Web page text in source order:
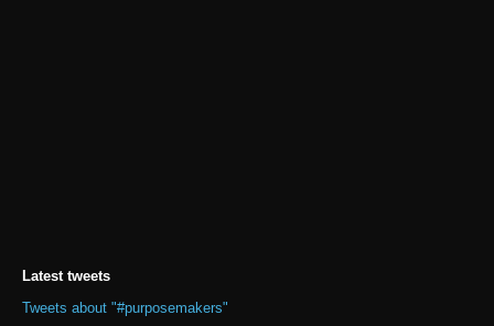
Latest tweets
Tweets about "#purposemakers"